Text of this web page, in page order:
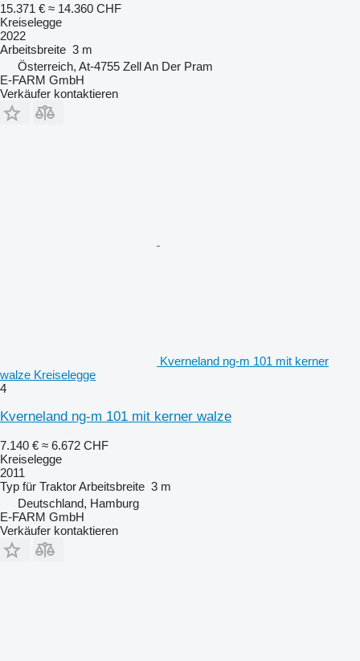
15.371 € ≈ 14.360 CHF
Kreiselegge
2022
Arbeitsbreite 3 m
Österreich, At-4755 Zell An Der Pram
E-FARM GmbH
Verkäufer kontaktieren
Kverneland ng-m 101 mit kerner
walze Kreiselegge
4
Kverneland ng-m 101 mit kerner walze
7.140 € ≈ 6.672 CHF
Kreiselegge
2011
Typ für TraktorArbeitsbreite 3 m
Deutschland, Hamburg
E-FARM GmbH
Verkäufer kontaktieren